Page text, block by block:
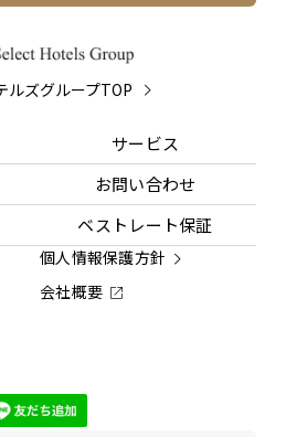
ルズグループTOP
サービス
お問い合わせ
ベストレート保証
個人情報保護方針
会社概要